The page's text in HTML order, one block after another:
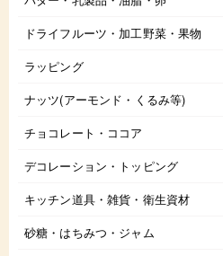
ドライフルーツ・加工野菜・果物
ラッピング
ナッツ(アーモンド・くるみ等)
チョコレート・ココア
デコレーション・トッピング
キッチン道具・雑貨・衛生資材
砂糖・はちみつ・ジャム